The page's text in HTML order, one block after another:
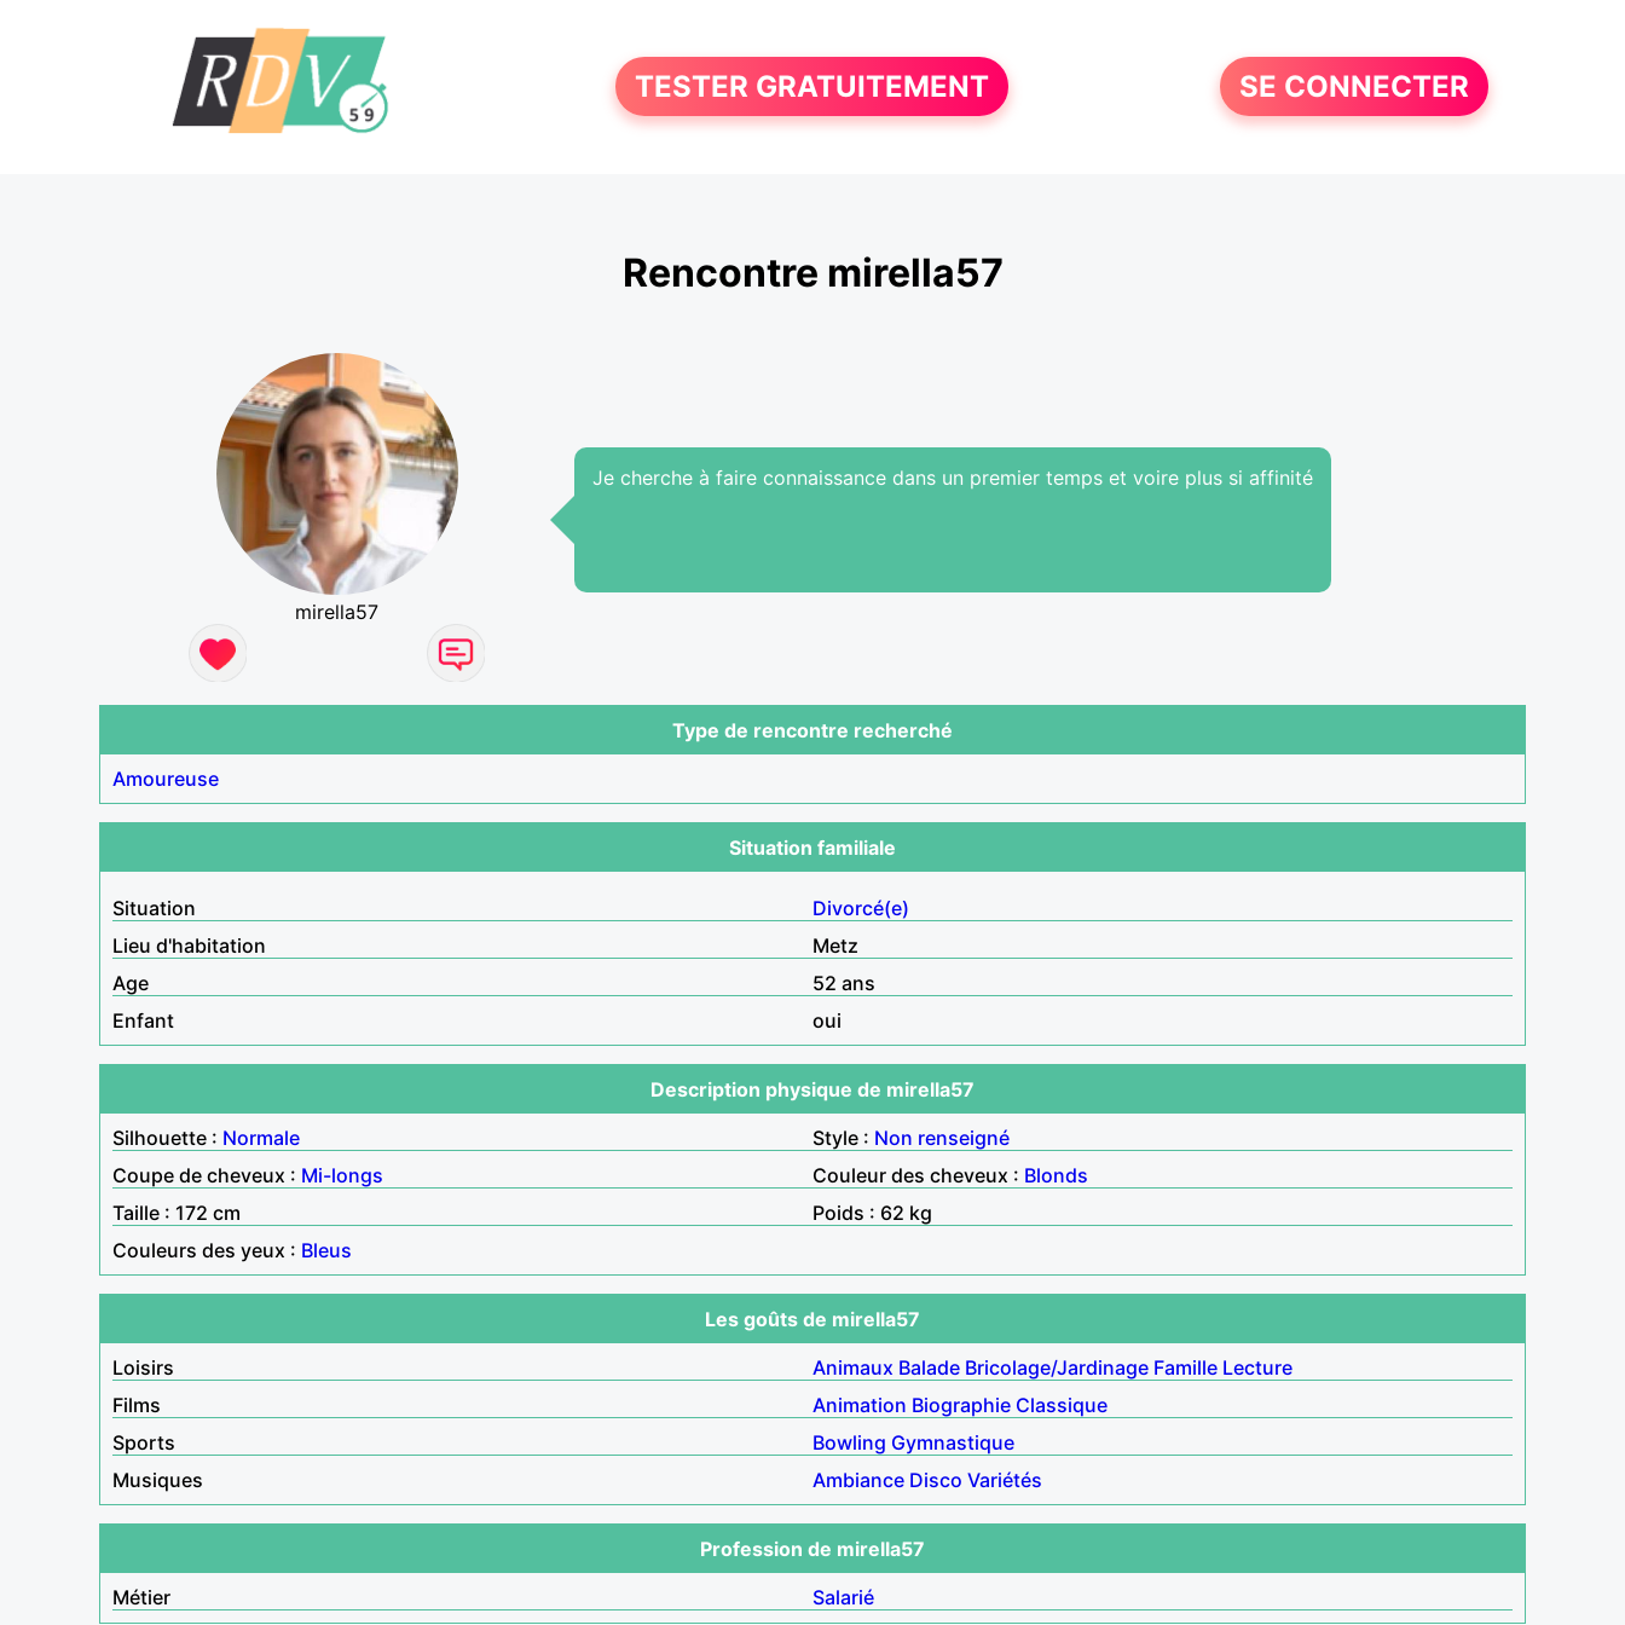
TESTER GRATUITEMENT SE CONNECTER
Rencontre mirella57
mirella57
Je cherche à faire connaissance dans un premier temps et voire plus si affinité
Type de rencontre recherché
Amoureuse
Situation familiale
Situation
Divorcé(e)
Lieu d'habitation
Metz
Age
52 ans
Enfant
oui
Description physique de mirella57
Silhouette : Normale Style : Non renseigné
Coupe de cheveux : Mi-longs Couleur des cheveux : Blonds
Taille : 172 cm
Poids : 62 kg
Couleurs des yeux : Bleus
Les goûts de mirella57
Loisirs
Animaux Balade Bricolage/Jardinage Famille Lecture
Films
Animation Biographie Classique
Sports
Bowling Gymnastique
Musiques
Ambiance Disco Variétés
Profession de mirella57
Métier
Salarié